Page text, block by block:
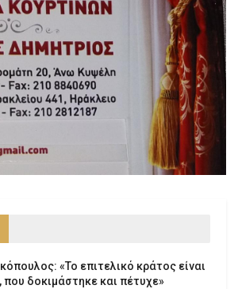
«Το επιτελικό κράτος είναι
που δοκιμάστηκε και πέτυχε»